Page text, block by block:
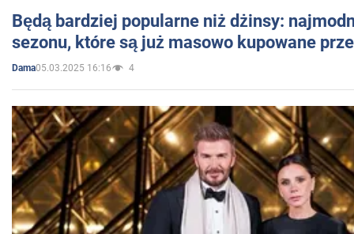
Będą bardziej popularne niż dżinsy:
sezonu, które są już masowo kupowane
Dama05.03.2025 16:16 4